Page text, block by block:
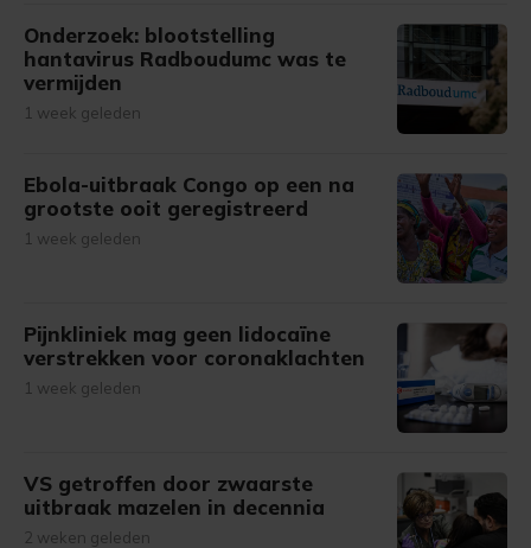
Onderzoek: blootstelling
hantavirus Radboudumc was te
vermijden
1 week geleden
Ebola-uitbraak Congo op een na
grootste ooit geregistreerd
1 week geleden
Pijnkliniek mag geen lidocaïne
verstrekken voor coronaklachten
1 week geleden
VS getroffen door zwaarste
uitbraak mazelen in decennia
2 weken geleden